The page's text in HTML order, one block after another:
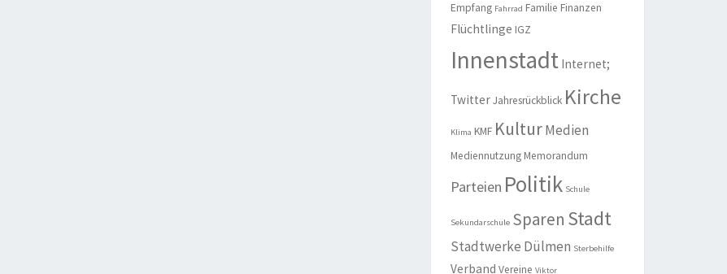
Empfang Fahrrad Familie Finanzen
Flüchtlinge IGZ
Innenstadt Internet;
Twitter Jahresrückblick Kirche
Klima KMF Kultur Medien
Mediennutzung Memorandum
Parteien Politik Schule
Sekundarschule Sparen Stadt
Stadtwerke Dülmen Sterbehilfe
Verband Vereine Viktor